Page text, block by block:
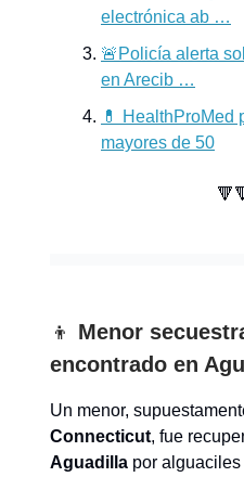
electrónica ab …
🚨Policía alerta
en Arecib …
💊 HealthProMed
mayores de 50
👦 Menor
encontrado en
Un menor,
Connecticut, fue
Aguadilla por alguaciles